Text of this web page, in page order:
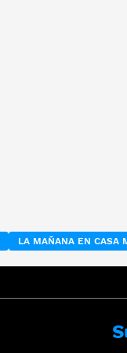
LA MAÑANA EN CASA